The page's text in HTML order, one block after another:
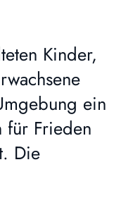
Kinder,
ein
für Frieden
Die